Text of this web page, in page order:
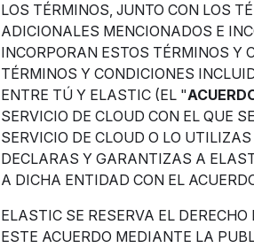
LOS TÉRMINOS, JUNTO CON LOS
ADICIONALES MENCIONADOS E
INCORPORAN ESTOS TÉRMINOS Y
TÉRMINOS Y CONDICIONES
ENTRE TÚ Y ELASTIC (EL "
SERVICIO DE CLOUD CON EL QUE
SERVICIO DE CLOUD O LO
DECLARAS Y GARANTIZAS A
A DICHA ENTIDAD CON EL
ELASTIC SE RESERVA EL
ESTE ACUERDO MEDIANTE LA